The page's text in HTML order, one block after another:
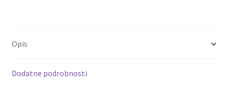
JR.20
k
Opis
Dodatne podrobnosti